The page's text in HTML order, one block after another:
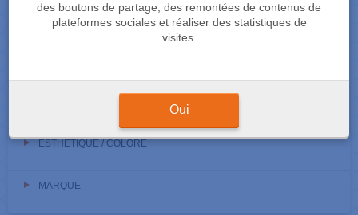
des boutons de partage, des remontées de contenus de
plateformes sociales et réaliser des statistiques de
visites.
Oui
SECTION
ESTHÉTIQUE / COLORÉ
MARQUE